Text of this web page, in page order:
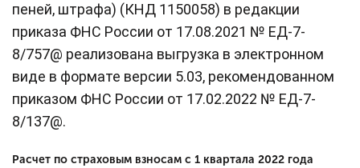
пеней, штрафа) (КНД 1150058) в редакции
приказа ФНС России от 17.08.2021 № ЕД-7-
8/757@ реализована выгрузка в электронном
виде в формате версии 5.03, рекомендованном
приказом ФНС России от 17.02.2022 № ЕД-7-
8/137@.
Расчет по страховым взносам с 1 квартала 2022 года